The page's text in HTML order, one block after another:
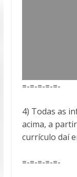
=-=-=-=-=-
4) Todas as
acima, a
currículo daí
=-=-=-=-=-